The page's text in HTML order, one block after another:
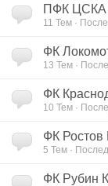
ПФК ЦСКА
11 Тем ·
ФК
13 Тем ·
ФК
10 Тем ·
ФК Ростов
5 Тем ·
ФК Рубин